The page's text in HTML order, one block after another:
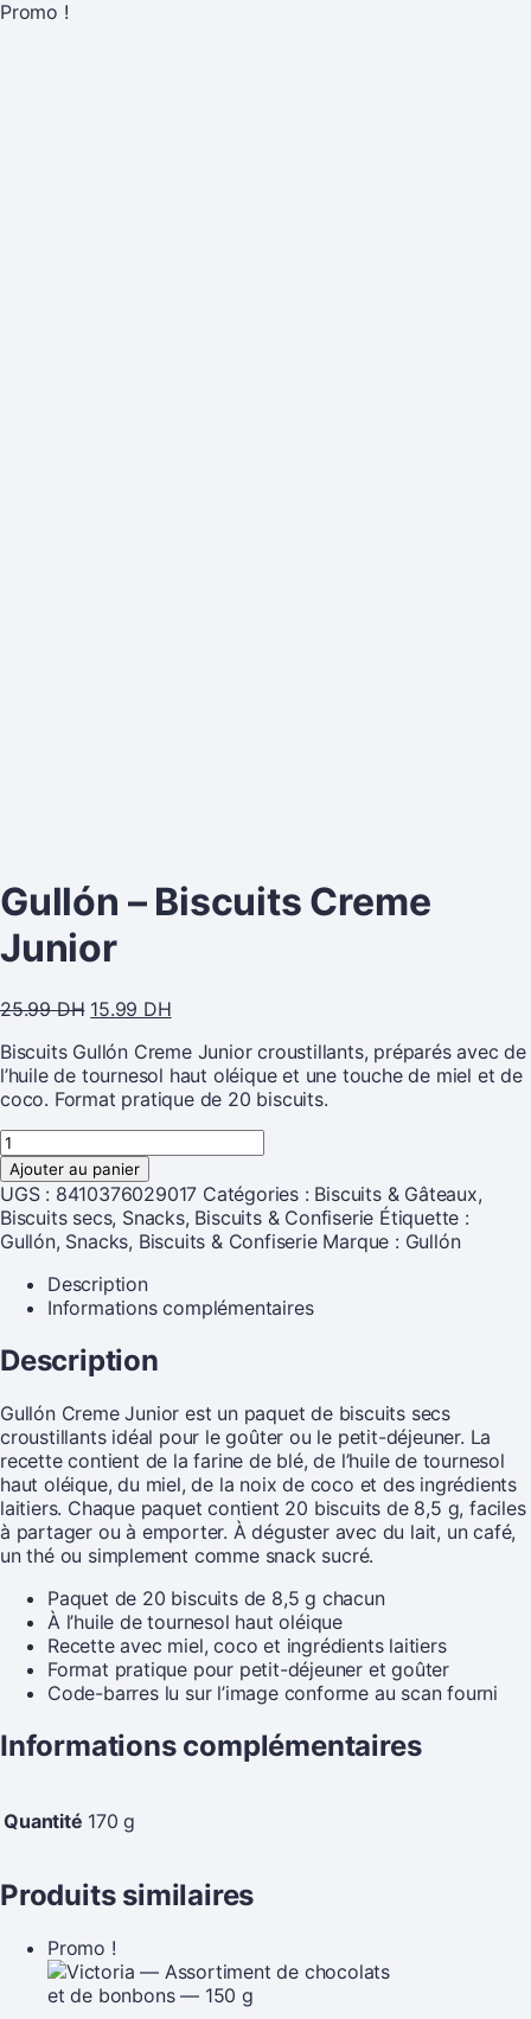
Promo !
Gullón – Biscuits Creme
Junior
25.99DH 15.99 DH
Biscuits Gullón Creme Junior croustillants, préparés avec de
l’huile de tournesol haut oléique et une touche de miel et de
coco. Format pratique de 20 biscuits.
Ajouter au panier
UGS : 8410376029017 Catégories : Biscuits & Gâteaux,
Biscuits secs, Snacks, Biscuits & Confiserie Étiquette :
Gullón, Snacks, Biscuits & Confiserie Marque : Gullón
Description
Informations complémentaires
Description
Gullón Creme Junior est un paquet de biscuits secs
croustillants idéal pour le goûter ou le petit-déjeuner. La
recette contient de la farine de blé, de l’huile de tournesol
haut oléique, du miel, de la noix de coco et des ingrédients
laitiers. Chaque paquet contient 20 biscuits de 8,5 g, faciles
à partager ou à emporter. À déguster avec du lait, un café,
un thé ou simplement comme snack sucré.
Paquet de 20 biscuits de 8,5 g chacun
À l’huile de tournesol haut oléique
Recette avec miel, coco et ingrédients laitiers
Format pratique pour petit-déjeuner et goûter
Code-barres lu sur l’image conforme au scan fourni
Informations complémentaires
Quantité 170 g
Produits similaires
Promo !